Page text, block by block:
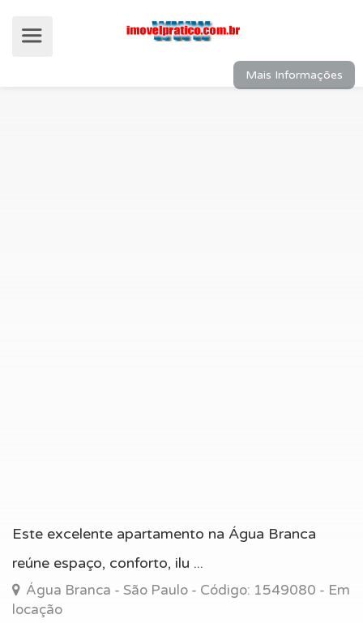
Este excelente apartamento na Água Branca
reúne espaço, conforto, ilu ...
Água Branca - São Paulo - Código: 1549080 - Em
locação
Mais Informações